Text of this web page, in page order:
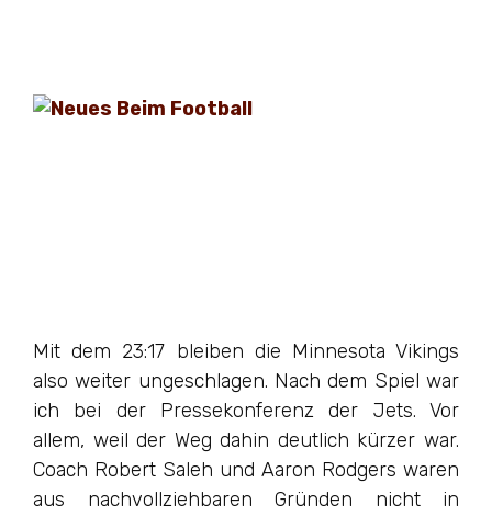
Mit dem 23:17 bleiben die Minnesota Vikings
also weiter ungeschlagen. Nach dem Spiel war
ich bei der Pressekonferenz der Jets. Vor
allem, weil der Weg dahin deutlich kürzer war.
Coach Robert Saleh und Aaron Rodgers waren
aus nachvollziehbaren Gründen nicht in